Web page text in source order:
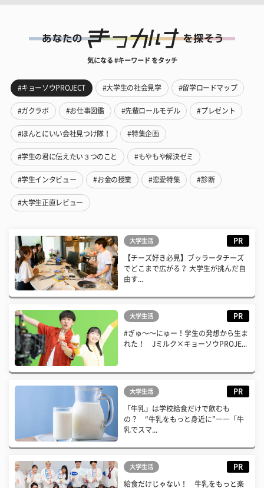
気になる #キーワード をタッチ
#キョーソウPROJECT #大学生の社会見学 #留学ロードマップ
#ガクラボ #お仕事図鑑 #先輩ロールモデル #プレゼント
#ほんとにいい会社見つけ隊！ #特集企画
#学生の君に伝えたい３つのこと #もやもや解決ゼミ
#学生インタビュー #お金の授業 #恋愛特集 #診断
#大学生正直レビュー
大学生活 PR
【チーズ好き必見】ブッラータチーズ
でどこまで広がる？ 大学生が挑んだ自
由す...
大学生活 PR
#ぎゅ〜〜にゅー！学生の発想から生ま
れた！ Jミルク×キョーソウPROJE...
大学生活 PR
「牛乳」は学校給食だけで飲むも
の？ “牛乳をもっと身近に”――「牛
乳でスマ...
大学生活 PR
給食だけじゃない！ 牛乳をもっと楽